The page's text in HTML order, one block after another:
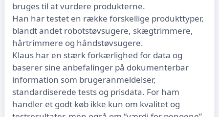
bruges til at vurdere produkterne.
Han har testet en række forskellige produkttyper,
blandt andet robotstøvsugere, skægtrimmere,
hårtrimmere og håndstøvsugere.
Klaus har en stærk forkærlighed for data og
baserer sine anbefalinger på dokumenterbar
information som brugeranmeldelser,
standardiserede tests og prisdata. For ham
handler et godt køb ikke kun om kvalitet og